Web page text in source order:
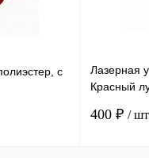
с
Лазерная
Красный
400 ₽ / шт